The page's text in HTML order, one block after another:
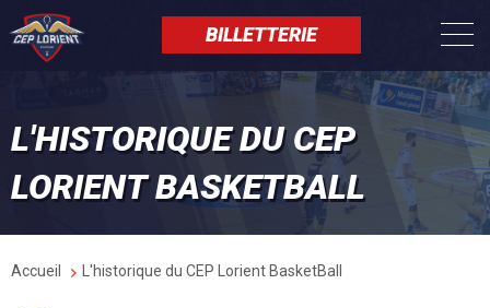
au
contenu
principal
BILLETTERIE
L'HISTORIQUE DU CEP
LORIENT BASKETBALL
Fil
Accueil L'historique du CEP Lorient BasketBall
Panneau de gestion des cookies